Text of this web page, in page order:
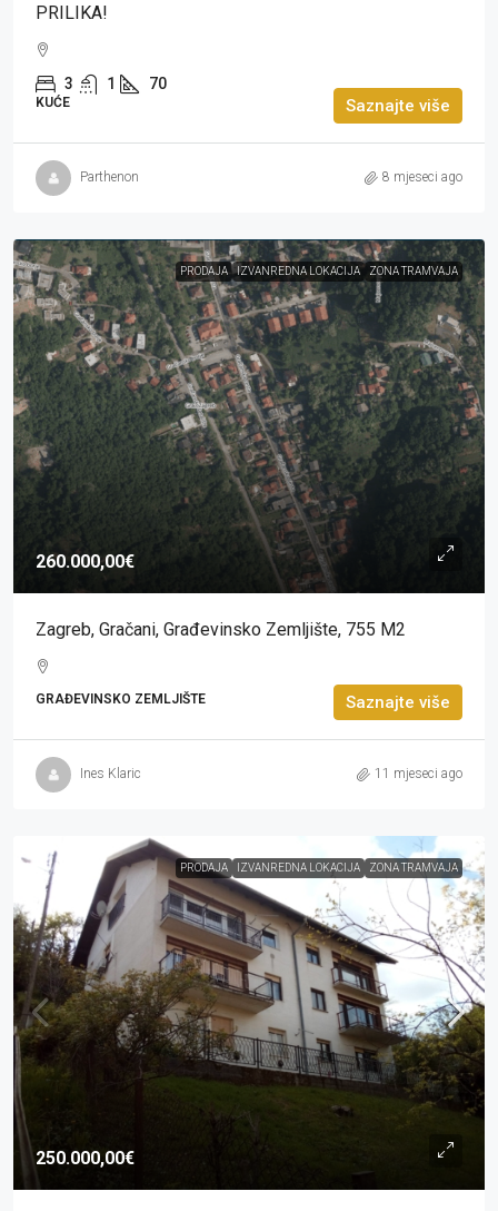
PRILIKA!
3 1 70
KUĆE Saznajte više
Parthenon 8 mjeseci ago
PRODAJA IZVANREDNA LOKACIJA ZONA TRAMVAJA
260.000,00€
Zagreb, Gračani, Građevinsko Zemljište, 755 M2
GRAĐEVINSKO ZEMLJIŠTE Saznajte više
Ines Klaric 11 mjeseci ago
PRODAJA IZVANREDNA LOKACIJA ZONA TRAMVAJA
250.000,00€